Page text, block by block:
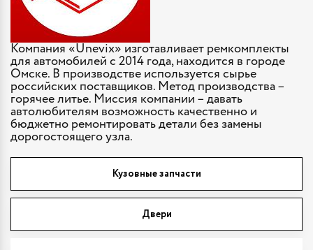
Компания «Unevix» изготавливает ремкомплекты
для автомобилей с 2014 года, находится в городе
Омске. В производстве используется сырье
российских поставщиков. Метод производства –
горячее литье. Миссия компании – давать
автолюбителям возможность качественно и
бюджетно ремонтировать детали без замены
дорогостоящего узла.
Кузовные запчасти
Двери